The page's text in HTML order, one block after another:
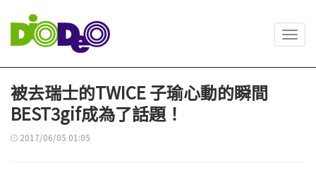
被去瑞士的TWICE 子瑜心動的瞬間
BEST3gif成為了話題！
2017/06/05 01:05